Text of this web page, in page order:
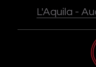
L'Aquila -